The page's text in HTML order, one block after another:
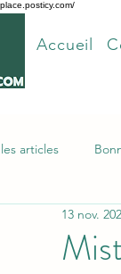
Accueil
articles
Articles les plus lus
13 nov.